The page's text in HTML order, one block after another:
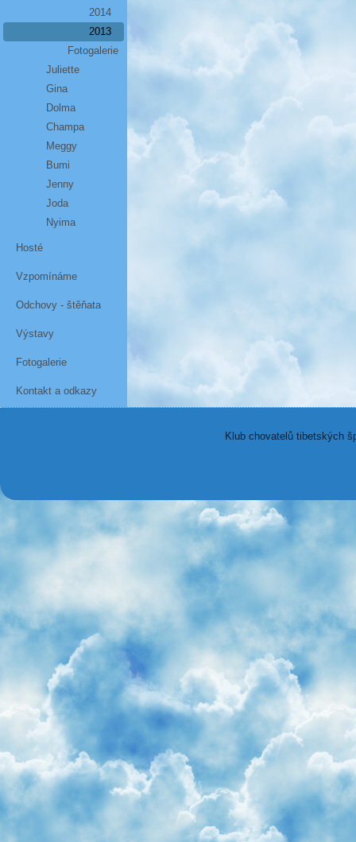
2014
2013
Fotogalerie
Juliette
Gina
Dolma
Champa
Meggy
Bumi
Jenny
Joda
Nyima
Hosté
Vzpomínáme
Odchovy - štěňata
Výstavy
Fotogalerie
Kontakt a odkazy
Klub chovatelů tibetských